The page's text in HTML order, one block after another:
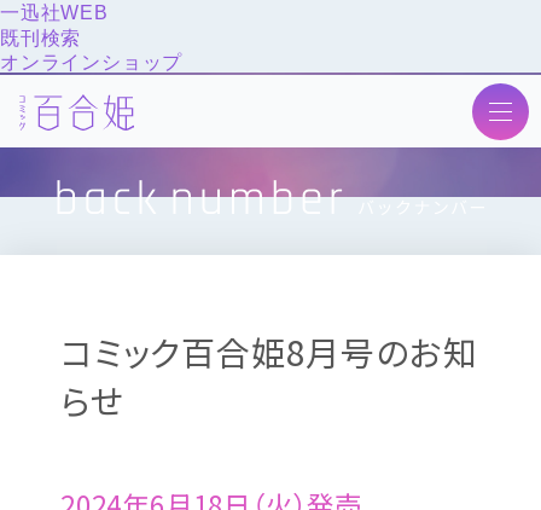
一迅社WEB
既刊検索
オンラインショップ
トップ
ニュース
作品紹介
バックナンバー
コミック百合姫8月号のお知
らせ